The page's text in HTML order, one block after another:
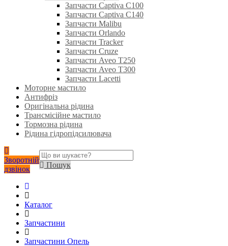
Запчасти Captiva C100
Запчасти Captiva C140
Запчасти Malibu
Запчасти Orlando
Запчасти Tracker
Запчасти Cruze
Запчасти Aveo T250
Запчасти Aveo T300
Запчасти Lacetti
Моторне мастило
Антифріз
Оригінальна рідина
Трансмісійне мастило
Тормозна рідина
Рідина гідропідсилювача
Зворотній
дзвінок
Пошук
Каталог
Запчастини
Запчастини Опель